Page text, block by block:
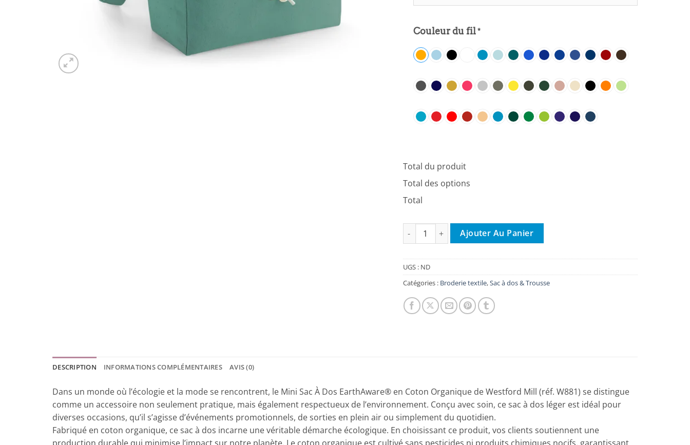
Couleur du fil*
Total du produit
Total des options
Total
quantité de Mini Sac à Dos Biologique EarthAware
Ajouter Au Panier
UGS : ND
Catégories : Broderie textile,Sac à dos & Trousse
DESCRIPTION INFORMATIONS COMPLÉMENTAIRES AVIS (0)
Dans un monde où l’écologie et la mode se rencontrent, le Mini Sac À Dos EarthAware® en Coton Organique de Westford Mill (réf. W881) se distingue
comme un accessoire non seulement pratique, mais également respectueux de l’environnement. Conçu avec soin, ce sac à dos léger est idéal pour
diverses occasions, qu’il s’agisse d’événements promotionnels, de sorties en plein air ou simplement du quotidien.
Fabriqué en coton organique, ce sac à dos incarne une véritable démarche écologique. En choisissant ce produit, vos clients soutiennent une